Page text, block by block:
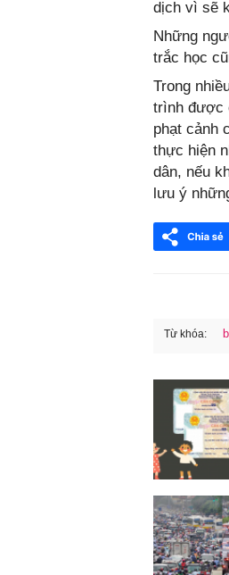
dịch vì sẽ
Những
trắc học
Trong
trình được
phạt cảnh
thực hiện
dân, nếu
lưu ý
Từ khóa: